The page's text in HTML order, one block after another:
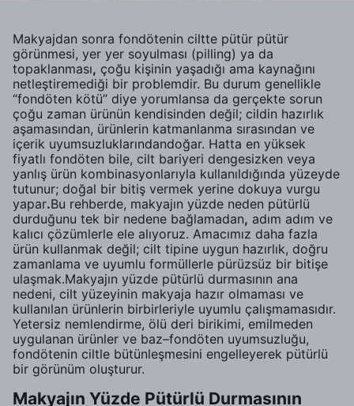
Makyajdan sonra fondötenin ciltte pütür pütür
görünmesi, yer yer soyulması (pilling) ya da
topaklanması, çoğu kişinin yaşadığı ama kaynağını
netleştiremediği bir problemdir. Bu durum genellikle
“fondöten kötü” diye yorumlansa da gerçekte sorun
çoğu zaman ürünün kendisinden değil; cildin hazırlık
aşamasından, ürünlerin katmanlanma sırasından ve
içerik uyumsuzluklarındandoğar. Hatta en yüksek
fiyatlı fondöten bile, cilt bariyeri dengesizken veya
yanlış ürün kombinasyonlarıyla kullanıldığında yüzeyde
tutunur; doğal bir bitiş vermek yerine dokuya vurgu
yapar.Bu rehberde, makyajın yüzde neden pütürlü
durduğunu tek bir nedene bağlamadan, adım adım ve
kalıcı çözümlerle ele alıyoruz. Amacımız daha fazla
ürün kullanmak değil; cilt tipine uygun hazırlık, doğru
zamanlama ve uyumlu formüllerle pürüzsüz bir bitişe
ulaşmak.Makyajın yüzde pütürlü durmasının ana
nedeni, cilt yüzeyinin makyaja hazır olmaması ve
kullanılan ürünlerin birbirleriyle uyumlu çalışmamasıdır.
Yetersiz nemlendirme, ölü deri birikimi, emilmeden
uygulanan ürünler ve baz–fondöten uyumsuzluğu,
fondötenin ciltle bütünleşmesini engelleyerek pütürlü
bir görünüm oluşturur.
Makyajın Yüzde Pütürlü Durmasının